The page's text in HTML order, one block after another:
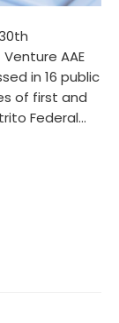
AAE
in 16 public
of first and
Federal...